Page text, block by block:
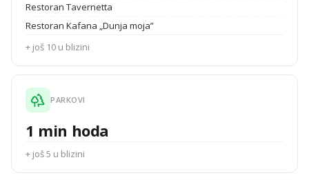
Restoran Tavernetta
Restoran Kafana „Dunja moja”
+ još 10 u blizini
PARKOVI
1 min hoda
+ još 5 u blizini